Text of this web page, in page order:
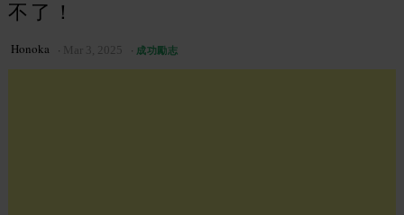
不了！
Honoka Mar 3, 2025 成功勵志